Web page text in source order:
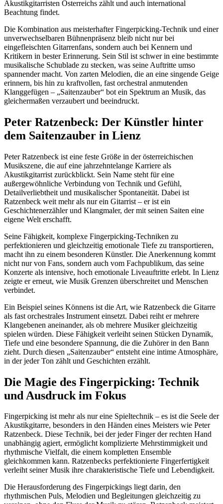
Akustikgitarristen Österreichs zählt und auch international
Beachtung findet.
Die Kombination aus meisterhafter Fingerpicking-Technik und einer
unverwechselbaren Bühnenpräsenz bleib nicht nur bei
eingefleischten Gitarrenfans, sondern auch bei Kennern und
Kritikern in bester Erinnerung. Sein Stil ist schwer in eine bestimmte
musikalische Schublade zu stecken, was seine Auftritte umso
spannender macht. Von zarten Melodien, die an eine singende Geige
erinnern, bis hin zu kraftvollen, fast orchestral anmutenden
Klanggefügen – „Saitenzauber“ bot ein Spektrum an Musik, das
gleichermaßen verzaubert und beeindruckt.
Peter Ratzenbeck: Der Künstler hinter
dem Saitenzauber in Lienz
Peter Ratzenbeck ist eine feste Größe in der österreichischen
Musikszene, die auf eine jahrzehntelange Karriere als
Akustikgitarrist zurückblickt. Sein Name steht für eine
außergewöhnliche Verbindung von Technik und Gefühl,
Detailverliebtheit und musikalischer Spontaneität. Dabei ist
Ratzenbeck weit mehr als nur ein Gitarrist – er ist ein
Geschichtenerzähler und Klangmaler, der mit seinen Saiten eine
eigene Welt erschafft.
Seine Fähigkeit, komplexe Fingerpicking-Techniken zu
perfektionieren und gleichzeitig emotionale Tiefe zu transportieren,
macht ihn zu einem besonderen Künstler. Die Anerkennung kommt
nicht nur von Fans, sondern auch vom Fachpublikum, das seine
Konzerte als intensive, hoch emotionale Liveauftritte erlebt. In Lienz
zeigte er erneut, wie Musik Grenzen überschreitet und Menschen
verbindet.
Ein Beispiel seines Könnens ist die Art, wie Ratzenbeck die Gitarre
als fast orchestrales Instrument einsetzt. Dabei reiht er mehrere
Klangebenen aneinander, als ob mehrere Musiker gleichzeitig
spielen würden. Diese Fähigkeit verleiht seinen Stücken Dynamik,
Tiefe und eine besondere Spannung, die die Zuhörer in den Bann
zieht. Durch diesen „Saitenzauber“ entsteht eine intime Atmosphäre,
in der jeder Ton zählt und Geschichten erzählt.
Die Magie des Fingerpicking: Technik
und Ausdruck im Fokus
Fingerpicking ist mehr als nur eine Spieltechnik – es ist die Seele der
Akustikgitarre, besonders in den Händen eines Meisters wie Peter
Ratzenbeck. Diese Technik, bei der jeder Finger der rechten Hand
unabhängig agiert, ermöglicht komplizierte Mehrstimmigkeit und
rhythmische Vielfalt, die einem kompletten Ensemble
gleichkommen kann. Ratzenbecks perfektionierte Fingerfertigkeit
verleiht seiner Musik ihre charakteristische Tiefe und Lebendigkeit.
Die Herausforderung des Fingerpickings liegt darin, den
rhythmischen Puls, Melodien und Begleitungen gleichzeitig zu